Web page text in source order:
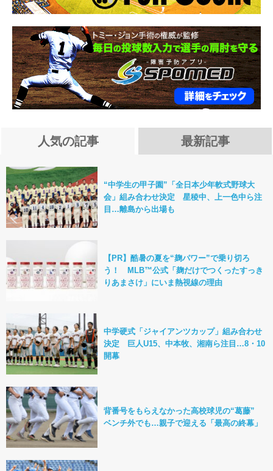
人気の記事 最新記事
“中学生の甲子園”「全日本少年軟式野球大
会」組み合わせ決定 星稜中、上一色中ら注
目…離島から出場も
【PR】酷暑の夏を“麹パワー”で乗り切ろ
う！ MLB™公式「麹だけでつくったすっき
りあまさけ」にいま熱視線の理由
中学硬式「ジャイアンツカップ」組み合わせ
決定 巨人U15、中本牧、湘南ら注目…8・10
開幕
背番号をもらえなかった高校球児の“葛藤”
ベンチ外でも…親子で迎える「最高の終幕」